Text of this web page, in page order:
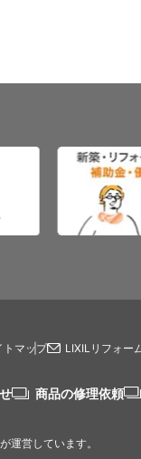
トマップ LIXILリフォー
商品の修理依頼
運営しています。